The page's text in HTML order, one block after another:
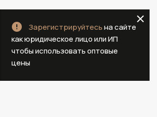
Зарегистрируйтесьна сайте
как юридическое лицо или ИП
чтобы использовать оптовые
цены